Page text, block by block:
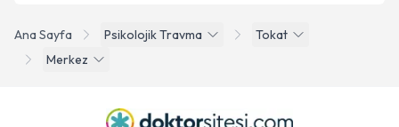
Ana Sayfa Psikolojik Travma
Tokat
Merkez